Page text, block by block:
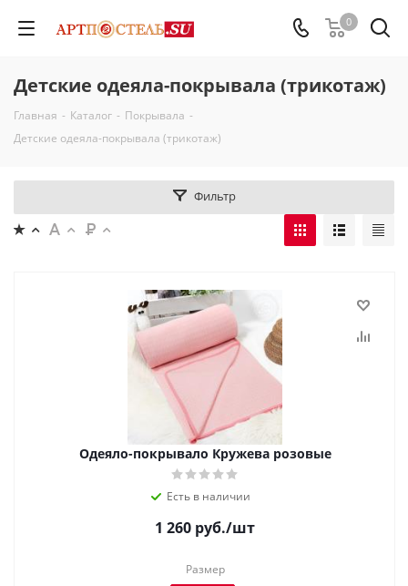
0
Детские одеяла-покрывала (трикотаж)
Главная - Каталог - Покрывала -
Детские одеяла-покрывала (трикотаж)
Фильтр
Одеяло-покрывало Кружева розовые
Есть в наличии
1 260 руб./шт
Размер